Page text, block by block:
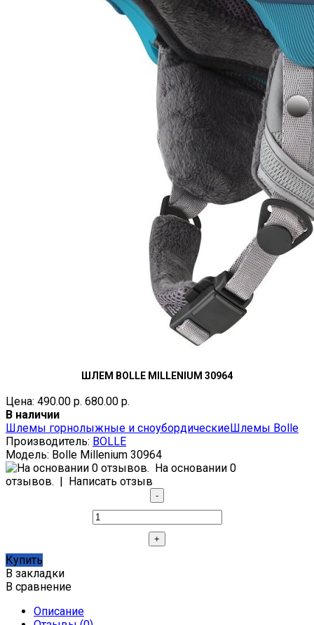
ШЛЕМ BOLLE MILLENIUM 30964
Цена: 490.00 р. 680.00 р.
В наличии
Шлемы горнолыжные и сноубордическиеШлемы Bolle
Производитель: BOLLE
Модель: Bolle Millenium 30964
На основании 0
отзывов.
Написать отзыв
Купить
В закладки
В сравнение
Описание